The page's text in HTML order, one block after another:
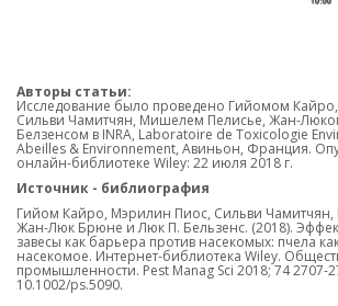
Авторы статьи:
Исследование было проведено Гийомом
Сильви Чамитчян, Мишелем Пелисье, Жан-
Белзенсом в INRA, Laboratoire de Toxicologie
Abeilles & Environnement, Авиньон, Франция.
онлайн-библиотеке Wiley: 22 июля 2018 г.
Источник - библиография
Гийом Кайро, Мэрилин Пиос, Сильви
Жан-Люк Брюне и Люк П. Бельзенс. (2018).
завесы как барьера против насекомых: пчела
насекомое. Интернет-библиотека Wiley.
промышленности. Pest Manag Sci 2018; 74 2707-
10.1002/ps.5090.